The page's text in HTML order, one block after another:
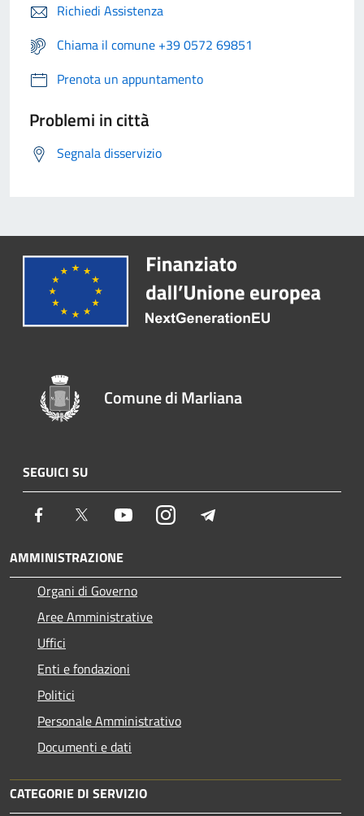
Richiedi Assistenza
Chiama il comune +39 0572 69851
Prenota un appuntamento
Problemi in città
Segnala disservizio
Comune di Marliana
SEGUICI SU
Facebook Twitter YoutubeInstagram
AMMINISTRAZIONE
Organi di Governo
Aree Amministrative
Uffici
Enti e fondazioni
Politici
Personale Amministrativo
Documenti e dati
CATEGORIE DI SERVIZIO